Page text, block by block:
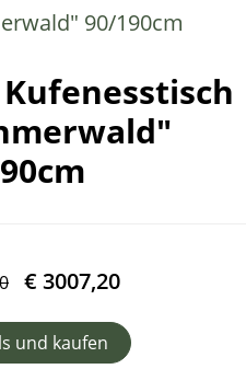
Kufenesstisch
€ 3007,20
und kaufen